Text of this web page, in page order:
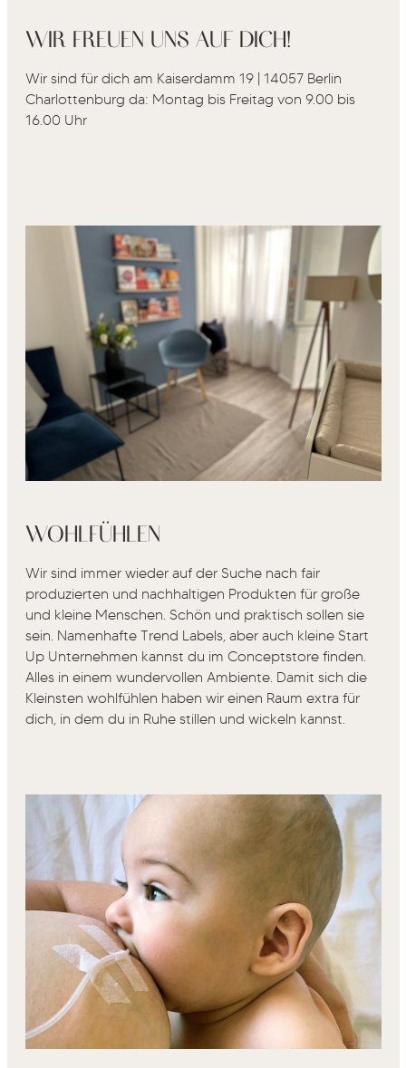
WIR FREUEN UNS AUF DICH!
Wir sind für dich am Kaiserdamm 19 | 14057 Berlin
Charlottenburg da: Montag bis Freitag von 9.00 bis
16.00 Uhr
WOHLFÜHLEN
Wir sind immer wieder auf der Suche nach fair
produzierten und nachhaltigen Produkten für große
und kleine Menschen. Schön und praktisch sollen sie
sein. Namenhafte Trend Labels, aber auch kleine Start
Up Unternehmen kannst du im Conceptstore finden.
Alles in einem wundervollen Ambiente. Damit sich die
Kleinsten wohlfühlen haben wir einen Raum extra für
dich, in dem du in Ruhe stillen und wickeln kannst.